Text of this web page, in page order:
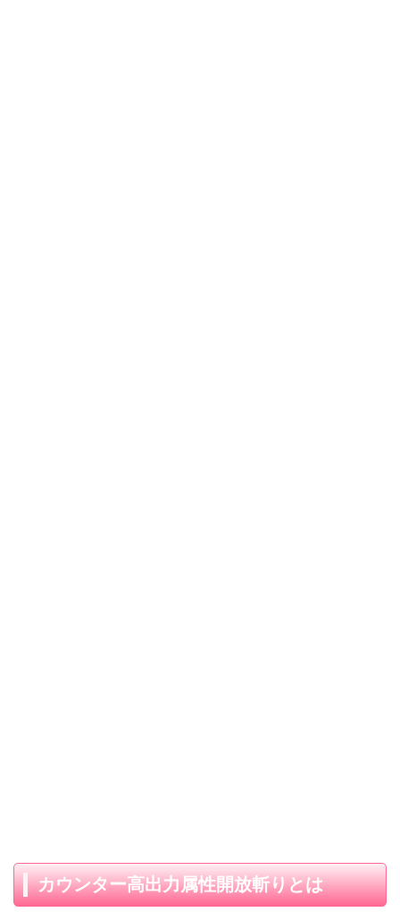
カウンター高出力属性開放斬りとは